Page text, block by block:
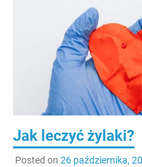
Jak leczyć żylaki?
Posted on 26 października,